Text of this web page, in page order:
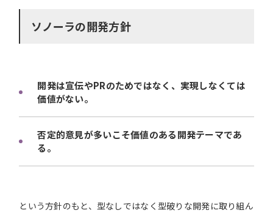
ソノーラの開発方針
開発は宣伝やPRのためではなく、実現しなくては
価値がない。
否定的意見が多いこそ価値のある開発テーマであ
る。
という方針のもと、型なしではなく型破りな開発に取り組ん